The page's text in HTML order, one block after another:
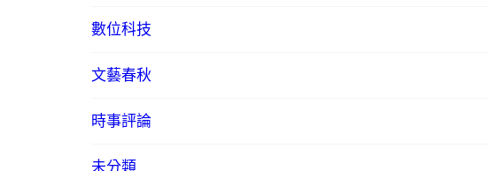
數位科技
文藝春秋
時事評論
未分類